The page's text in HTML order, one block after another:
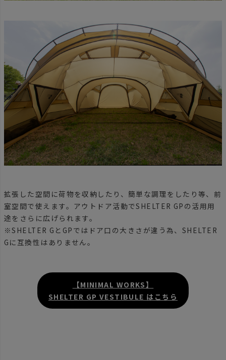
拡張した空間に荷物を収納したり、簡単な調理をしたり等、前
室空間で使えます。アウトドア活動でSHELTER GPの活用用
途をさらに広げられます。
※SHELTER GとGPではドア口の大きさが違う為、SHELTER
Gに互換性はありません。
【MINIMAL WORKS】
SHELTER GP VESTIBULE はこちら